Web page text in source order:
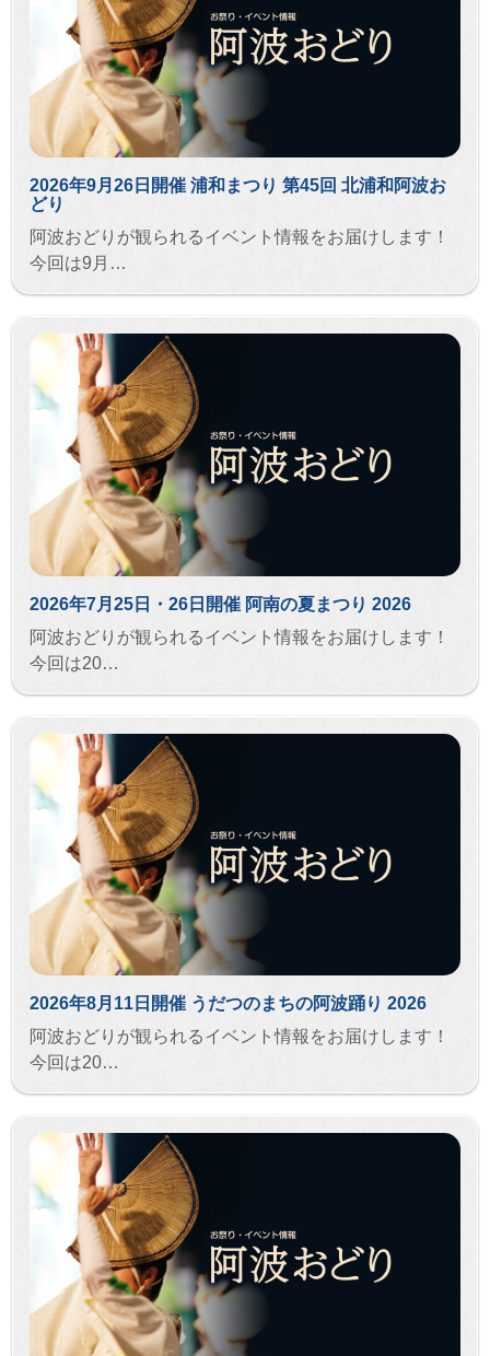
2026年9月26日開催 浦和まつり 第45回 北浦和阿波お
どり
阿波おどりが観られるイベント情報をお届けします！
今回は9月…
2026年7月25日・26日開催 阿南の夏まつり 2026
阿波おどりが観られるイベント情報をお届けします！
今回は20…
2026年8月11日開催 うだつのまちの阿波踊り 2026
阿波おどりが観られるイベント情報をお届けします！
今回は20…